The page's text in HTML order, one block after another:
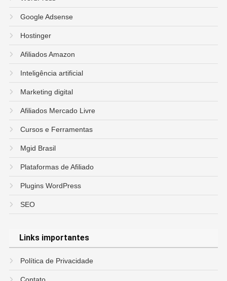
Google Adsense
Hostinger
Afiliados Amazon
Inteligência artificial
Marketing digital
Afiliados Mercado Livre
Cursos e Ferramentas
Mgid Brasil
Plataformas de Afiliado
Plugins WordPress
SEO
Links importantes
Política de Privacidade